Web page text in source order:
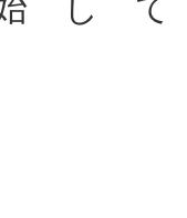
始 し